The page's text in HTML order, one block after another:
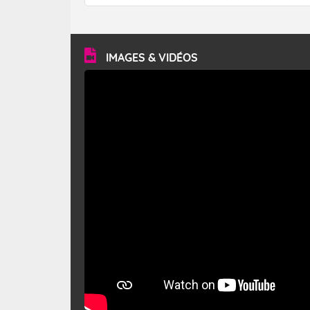
forêt. Mais qu'est-ce que le mistral ? Quelles sont ses
vitesse moyenne de 50 km/h et atteindre 80 à 100 km/h
en rafales, parfois davantage. Il parcourt la basse vallée
du Rhône et la Provence et envahit le littoral
méditerranéen à partir de la Camargue.
IMAGES & VIDÉOS